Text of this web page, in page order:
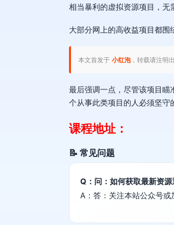
相当暴利的虚拟资源项目，无
大部分网上的高收益项目都围
本文首发于 小红泡，转载请注明
最后强调一点，尽管该项目
个从事此类项目的人必须坚守
课程地址：
📝 常见问题
Q：问：如何获取最新资源
A：答：关注本站公众号或